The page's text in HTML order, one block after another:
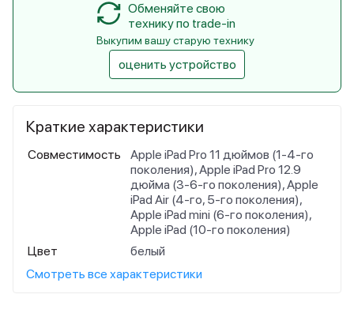
Краткие характеристики
Совместимость
Apple iPad Pro 11 дюймов (1-4-го
поколения), Apple iPad Pro 12.9
дюйма (3-6‑го поколения), Apple
iPad Air (4‑го, 5-го поколения),
Apple iPad mini (6‑го поколения),
Apple iPad (10‑го поколения)
Цвет
белый
Смотреть все характеристики
Обменяйте свою
технику по trade-in
Выкупим вашу старую технику
оценить устройство